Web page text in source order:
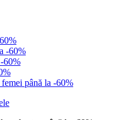
-60%
60%
până la -60%